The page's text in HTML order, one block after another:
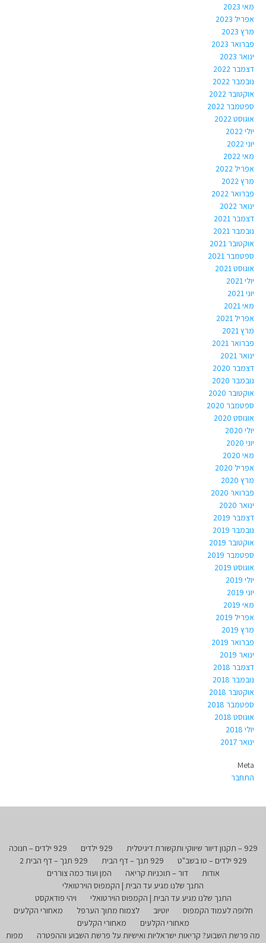
מאי 2023
אפריל 2023
מרץ 2023
פברואר 2023
ינואר 2023
דצמבר 2022
נובמבר 2022
אוקטובר 2022
ספטמבר 2022
אוגוסט 2022
יולי 2022
יוני 2022
מאי 2022
אפריל 2022
מרץ 2022
פברואר 2022
ינואר 2022
דצמבר 2021
נובמבר 2021
אוקטובר 2021
ספטמבר 2021
אוגוסט 2021
יולי 2021
יוני 2021
מאי 2021
אפריל 2021
מרץ 2021
פברואר 2021
ינואר 2021
דצמבר 2020
נובמבר 2020
אוקטובר 2020
ספטמבר 2020
אוגוסט 2020
יולי 2020
יוני 2020
מאי 2020
אפריל 2020
מרץ 2020
פברואר 2020
ינואר 2020
דצמבר 2019
נובמבר 2019
אוקטובר 2019
ספטמבר 2019
אוגוסט 2019
יולי 2019
יוני 2019
מאי 2019
אפריל 2019
מרץ 2019
פברואר 2019
ינואר 2019
דצמבר 2018
נובמבר 2018
אוקטובר 2018
ספטמבר 2018
אוגוסט 2018
יולי 2018
ינואר 2017
Meta
התחבר
929 – תקנון דיוור שיווקי ותקשורת דיגיטלית 929 ילדים
929 ילדים – חנוכה
929 ילדים – טו בשב"ט
929 תנך – דף הבית
929 תנך – דף הבית 2
אודות
דור – תוכניות קריאה
המן ועוד כמה צוררים
התנך שלנו מגיע עד הבית | הקמפוס הוירטואלי
התנך שלנו מגיע עד הבית | הקמפוס הוירטואלי
ויהי פודאקסט
חלופה לעמוד הקמפוס
יוטיוב לצמוח מתוך הערפל
מאחורי הקלעים
מאחורי הקלעים
מאחורי הקלעים
מה פרשת השבוע? קריאות ישראליות ואישיות על פרשת השבוע וההפטרה
מפות